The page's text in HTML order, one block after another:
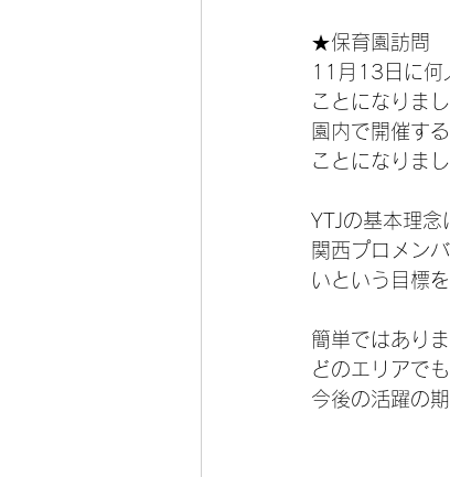
★保育園訪問
11月13日に何
ことになりまし
園内で開催す
ことになりまし
YTJの基本理念
関西プロメン
いという目標
簡単ではあり
どのエリアで
今後の活躍の